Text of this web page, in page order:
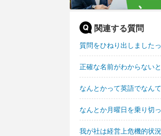
関連する質問
質問をひねり出しました
正確な名前がわからない
なんとかって英語でなん
なんとか月曜日を乗り切
我が社は経営上危機的状